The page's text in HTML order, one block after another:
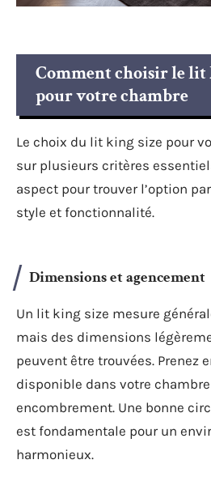
Comment choisir le lit
pour votre chambre
Le choix du lit king size pour
sur plusieurs critères
aspect pour trouver l’option
style et fonctionnalité.
Dimensions et agencement
Un lit king size mesure
mais des dimensions
peuvent être trouvées. Prenez
disponible dans votre
encombrement. Une bonne
est fondamentale pour un
harmonieux.